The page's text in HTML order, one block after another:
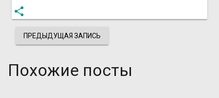
Email
ПРЕДЫДУЩАЯ ЗАПИСЬ
Похожие посты